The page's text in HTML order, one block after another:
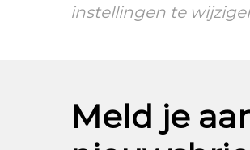
instellingen te
Meld je